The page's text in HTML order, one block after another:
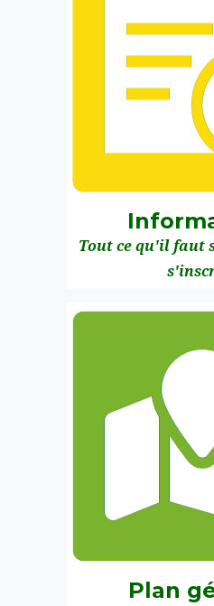
Tout ce qu'il faut
Plan